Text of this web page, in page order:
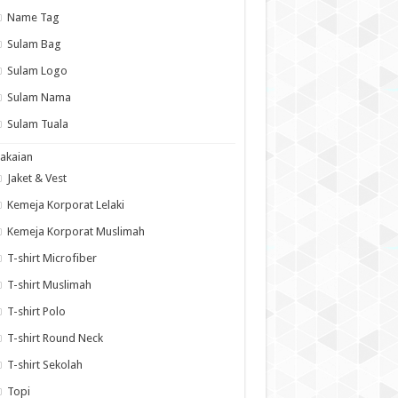
Name Tag
Sulam Bag
Sulam Logo
Sulam Nama
Sulam Tuala
Jaket & Vest
Kemeja Korporat Lelaki
Kemeja Korporat Muslimah
T-shirt Microfiber
T-shirt Muslimah
T-shirt Polo
T-shirt Round Neck
T-shirt Sekolah
Topi